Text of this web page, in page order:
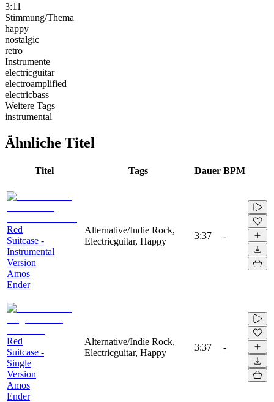
3:11
Stimmung/Thema
happy
nostalgic
retro
Instrumente
electricguitar
electroamplified
electricbass
Weitere Tags
instrumental
Ähnliche Titel
Titel Tags Dauer BPM
Red
Suitcase -
Instrumental
Version
Amos
Ender
Alternative/Indie Rock,
Electricguitar, Happy
3:37 -
Red
Suitcase -
Single
Version
Amos
Ender
Alternative/Indie Rock,
Electricguitar, Happy
3:37 -